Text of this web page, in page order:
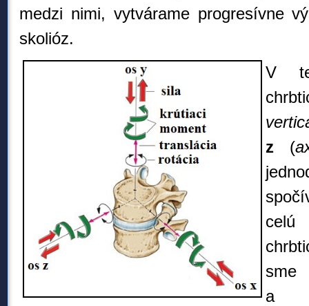
medzi nimi, vytvárame progresívne
skolióz.
V
z (
celú
a